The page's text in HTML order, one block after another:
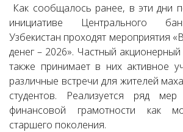
Как сообщалось ранее, в эти дни
инициативе Центрального
Узбекистан проходят мероприятия
денег – 2026». Частный акционерный
также принимает в них активное
различные встречи для жителей
студентов. Реализуется ряд
финансовой грамотности как
старшего поколения.